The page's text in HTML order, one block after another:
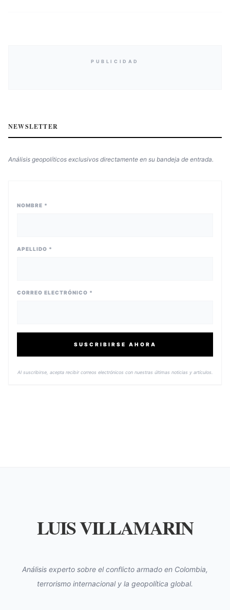
PUBLICIDAD
NEWSLETTER
Análisis geopolíticos exclusivos directamente en su bandeja de entrada.
NOMBRE *
APELLIDO *
CORREO ELECTRÓNICO *
SUSCRIBIRSE AHORA
Al suscribirse, acepta recibir correos electrónicos con nuestras últimas noticias y artículos.
LUIS VILLAMARIN
Análisis experto sobre el conflicto armado en Colombia,
terrorismo internacional y la geopolítica global.